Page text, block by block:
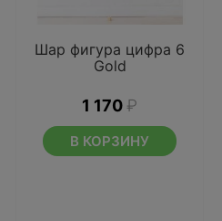
Шар фигура цифра 6
Gold
1 170 ₽
В КОРЗИНУ